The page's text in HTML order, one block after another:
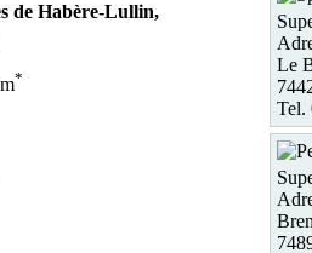
de Habère-Lullin,
*
Le
Tel.